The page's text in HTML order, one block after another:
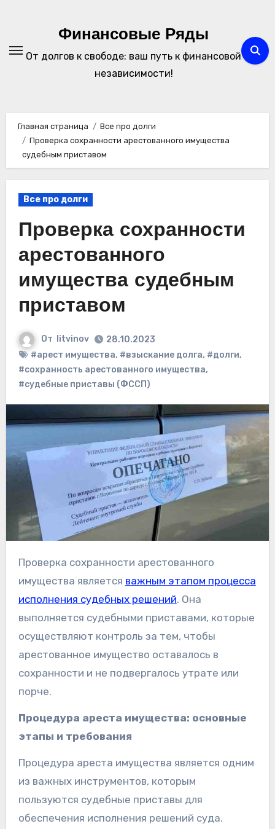
содержимомуФинансовые Ряды
От долгов к свободе: ваш путь к финансовой
независимости!
Главная страница
Все про долги
Проверка сохранности арестованного имущества
судебным приставом
Все про долги
Проверка сохранности
арестованного
имущества судебным
приставом
От litvinov
28.10.2023
#арест имущества, #взыскание долга, #долги,
#сохранность арестованного имущества,
#судебные приставы (ФССП)
Проверка сохранности арестованного
имущества является важным этапом процесса
исполнения судебных решений. Она
выполняется судебными приставами, которые
осуществляют контроль за тем, чтобы
арестованное имущество оставалось в
сохранности и не подвергалось утрате или
порче.
Процедура ареста имущества: основные
этапы и требования
Процедура ареста имущества является одним
из важных инструментов, которым
пользуются судебные приставы для
обеспечения исполнения решений суда.